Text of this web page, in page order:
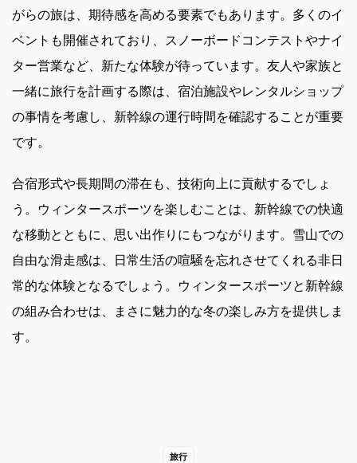
がらの旅は、期待感を高める要素でもあります。多くのイ
ベントも開催されており、スノーボードコンテストやナイ
ター営業など、新たな体験が待っています。友人や家族と
一緒に旅行を計画する際は、宿泊施設やレンタルショップ
の事情を考慮し、新幹線の運行時間を確認することが重要
です。
合宿形式や長期間の滞在も、技術向上に貢献するでしょ
う。ウィンタースポーツを楽しむことは、新幹線での快適
な移動とともに、思い出作りにもつながります。雪山での
自由な滑走感は、日常生活の喧騒を忘れさせてくれる非日
常的な体験となるでしょう。ウィンタースポーツと新幹線
の組み合わせは、まさに魅力的な冬の楽しみ方を提供しま
す。
旅行